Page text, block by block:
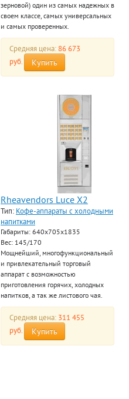
зерновой) один из самых надежных в
своем классе, самых универсальных
и самых проверенных.
Средняя цена: 86 673
руб.
Купить
Rheavendors Luce X2
Тип: Кофе-аппараты с холодными
напитками
Габариты: 640х705х1835
Вес: 145/170
Мощнейший, многофункциональный
и привлекательный торговый
аппарат с возможностью
приготовления горячих, холодных
напитков, а так же листового чая.
Средняя цена: 311 455
руб.
Купить